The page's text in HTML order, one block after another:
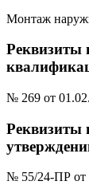
Монтаж
Реквизиты
№ 269 от
Реквизиты
№ 55/24-ПР от